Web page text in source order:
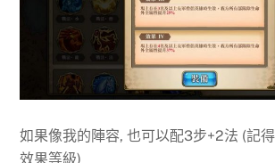
如果像我的陣容, 也可以配3步+2法 (記
效果等級)